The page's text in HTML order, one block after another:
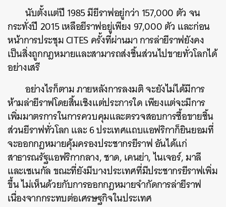
นับตั้งแต่ปี 1985 มียีราฟอยู่กว่า 157,000 ตัว จน
กระทั่งปี 2015 เหลือยีราฟอยู่เพียง 97,000 ตัว และก่อน
หน้าการประชุม CITES ครั้งที่ผ่านมา การล่ายีราฟยังคง
เป็นสิ่งถูกกฎหมายและสามารถส่งชิ้นส่วนไปขายทั่วโลกได้
อย่างเสรี
อย่างไรก็ตาม ภายหลังการลงมติ จะยังไม่ได้มีการ
ห้ามล่ายีราฟโดยสิ้นเชิงแต่ประการใด เพียงแต่จะมีการ
เพิ่มมาตรการในการควบคุมและตรวจสอบการซื้อขายชิ้น
ส่วนยีราฟทั่วโลก และ 6 ประเทศแถบแอฟริกาก็ยินยอมที่
จะออกกฎหมายคุ้มครองประชากรยีราฟ อันได้แก่
สาธารณรัฐแอฟริกากลาง, ชาด, เคนย่า, ไนเจอร์, มาลี
และเซเนกัล ขณะที่ยังมีบางประเทศที่มีประชากรยีราฟเพิ่ม
ขึ้น ไม่เห็นด้วยกับการออกกฎหมายจำกัดการล่ายีราฟ
เนื่องจากกระทบต่อเศรษฐกิจในประเทศ